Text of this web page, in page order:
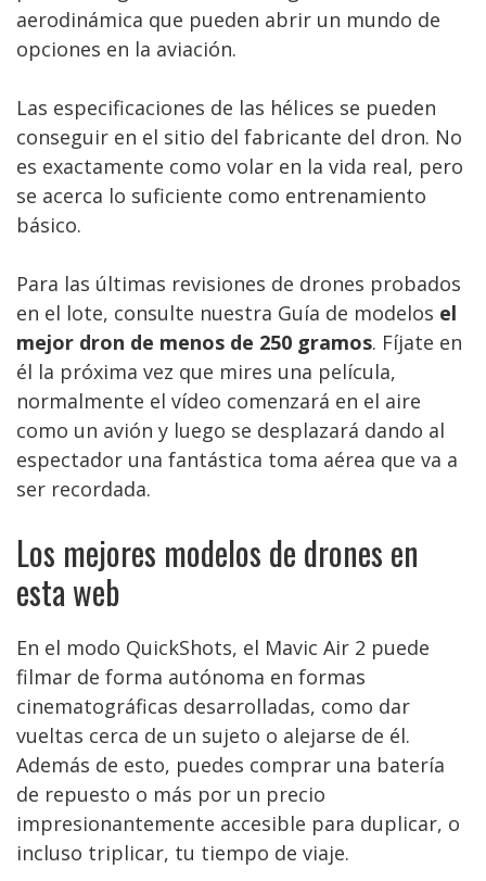
aerodinámica que pueden abrir un mundo de
opciones en la aviación.
Las especificaciones de las hélices se pueden
conseguir en el sitio del fabricante del dron. No
es exactamente como volar en la vida real, pero
se acerca lo suficiente como entrenamiento
básico.
Para las últimas revisiones de drones probados
en el lote, consulte nuestra Guía de modelos el
mejor dron de menos de 250 gramos. Fíjate en
él la próxima vez que mires una película,
normalmente el vídeo comenzará en el aire
como un avión y luego se desplazará dando al
espectador una fantástica toma aérea que va a
ser recordada.
Los mejores modelos de drones en
esta web
En el modo QuickShots, el Mavic Air 2 puede
filmar de forma autónoma en formas
cinematográficas desarrolladas, como dar
vueltas cerca de un sujeto o alejarse de él.
Además de esto, puedes comprar una batería
de repuesto o más por un precio
impresionantemente accesible para duplicar, o
incluso triplicar, tu tiempo de viaje.